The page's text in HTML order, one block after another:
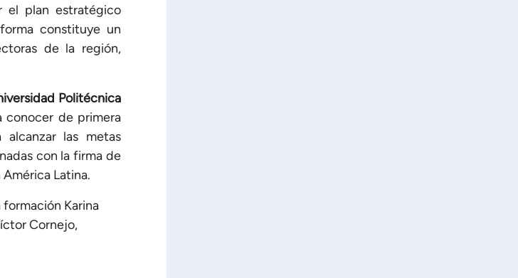
el plan estratégico
constituye un
de la región,
Politécnica
conocer de primera
las metas
con la firma de
Latina.
Karina
Cornejo,